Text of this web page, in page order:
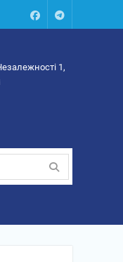
FacebookTalegram
1,